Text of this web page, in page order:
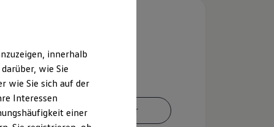
Ansprechpartner
innerhalb
wie Sie
wie Sie sich auf der
Interessen
einer